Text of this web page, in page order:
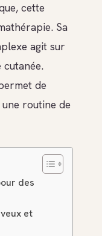
cette
Sa
agit sur
cutanée.
de
routine de
des
et